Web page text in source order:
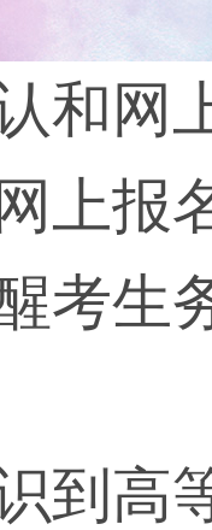
和网
上报
考生
到高